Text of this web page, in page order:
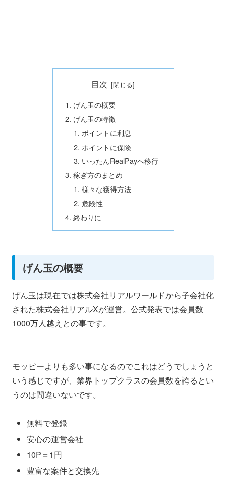
目次
げん玉の概要
げん玉の特徴
ポイントに利息
ポイントに保険
いったんRealPayへ移行
稼ぎ方のまとめ
様々な獲得方法
危険性
終わりに
げん玉の概要
げん玉は現在では株式会社リアルワールドから子会社化
された株式会社リアルXが運営。公式発表では会員数
1000万人越えとの事です。
モッピーよりも多い事になるのでこれはどうでしょうと
いう感じですが、業界トップクラスの会員数を誇るとい
うのは間違いないです。
無料で登録
安心の運営会社
10P＝1円
豊富な案件と交換先